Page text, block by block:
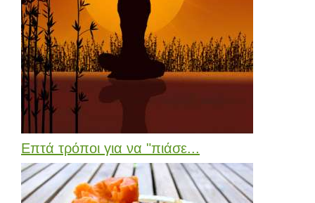
Επτά τρόποι για να "πιάσε...